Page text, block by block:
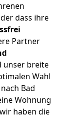
dass ihre
Partner
unser breite
Wahl
Bad
Wohnung
haben die